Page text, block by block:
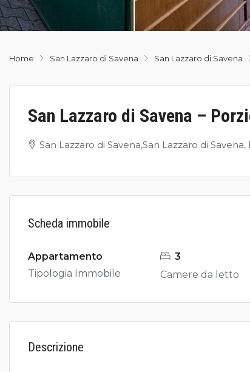
Home San Lazzaro di Savena San Lazzaro di Savena
San Lazzaro di Savena –
San Lazzaro di Savena,San Lazzaro di
Scheda immobile
Appartamento
Tipologia Immobile
3
Camere da letto
Descrizione